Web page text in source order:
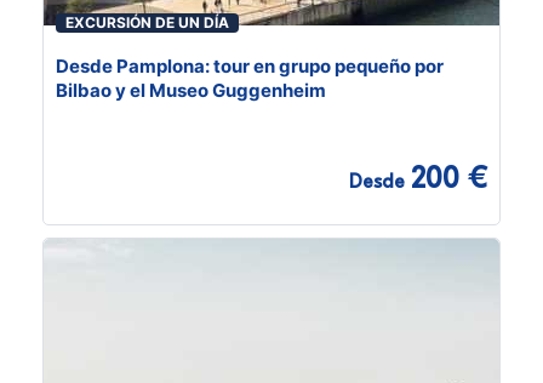
EXCURSIÓN DE UN DÍA
Desde Pamplona: tour en grupo pequeño por
Bilbao y el Museo Guggenheim
Desde 200 €